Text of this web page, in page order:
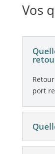
Vos
port